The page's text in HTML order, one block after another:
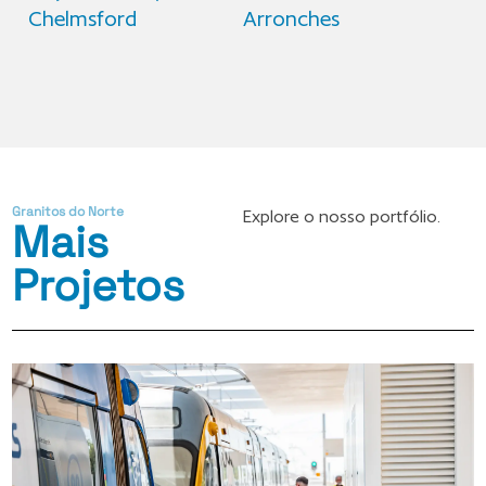
Chelmsford
Arronches
Granitos do Norte
Mais
Projetos
Explore o nosso portfólio.